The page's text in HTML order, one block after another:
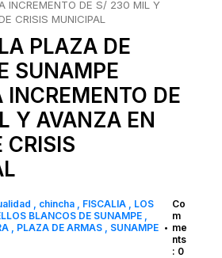
INCREMENTO DE S/ 230 MIL Y
CRISIS MUNICIPAL
PLAZA DE
SUNAMPE
INCREMENTO DE
Y AVANZA EN
CRISIS
chincha FISCALIA
LOS
BLANCOS DE SUNAMPE
PLAZA DE ARMAS SUNAMPE •
Co
m
me
nts
: 0